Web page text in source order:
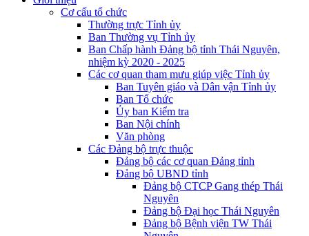
Cơ cấu tổ chức
Thường trực Tỉnh ủy
Ban Thường vụ Tỉnh ủy
Ban Chấp hành Đảng bộ tỉnh Thái Nguyên,
nhiệm kỳ 2020 - 2025
Các cơ quan tham mưu giúp việc Tỉnh ủy
Ban Tuyên giáo và Dân vận Tỉnh ủy
Ban Tổ chức
Ủy ban Kiểm tra
Ban Nội chính
Văn phòng
Các Đảng bộ trực thuộc
Đảng bộ các cơ quan Đảng tỉnh
Đảng bộ UBND tỉnh
Đảng bộ CTCP Gang thép Thái
Nguyên
Đảng bộ Đại học Thái Nguyên
Đảng bộ Bệnh viện TW Thái